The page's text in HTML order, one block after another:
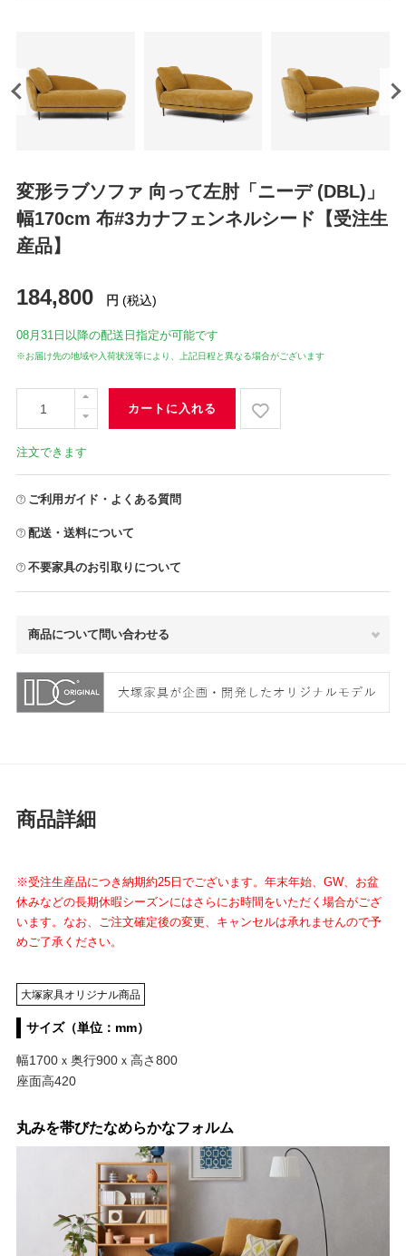
変形ラブソファ 向って左肘「ニーデ (DBL)」
幅170cm 布#3カナフェンネルシード【受注生
産品】
184,800 円 (税込)
08月31日 以降の配送日指定が可能です
※お届け先の地域や入荷状況等により、上記日程と異なる場合がございます
カートに入れる
注文できます
ご利用ガイド・よくある質問
配送・送料について
不要家具のお引取りについて
商品について問い合わせる
商品詳細
※受注生産品につき納期約25日でございます。年末年始、GW、お盆
休みなどの長期休暇シーズンにはさらにお時間をいただく場合がござ
います。なお、ご注文確定後の変更、キャンセルは承れませんので予
めご了承ください。
大塚家具オリジナル商品
サイズ（単位：mm）
幅1700ｘ奥行900ｘ高さ800
座面高420
丸みを帯びたなめらかなフォルム